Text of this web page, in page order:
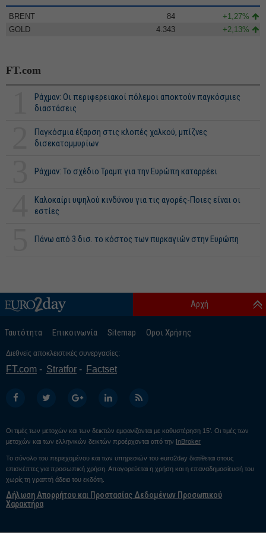
BRENT 84
+1,27%
GOLD
4.343 +2,13%
FT.com
Ράχμαν: Οι περιφερειακοί πόλεμοι αποκτούν παγκόσμιες
διαστάσεις
Παγκόσμια έξαρση στις κλοπές χαλκού, μπίζνες
δισεκατομμυρίων
Ράχμαν: Το σχέδιο Τραμπ για την Ευρώπη καταρρέει
Καλοκαίρι υψηλού κινδύνου για τις αγορές-Ποιες είναι οι
εστίες
Πάνω από 3 δισ. το κόστος των πυρκαγιών στην Ευρώπη
Ταυτότητα Επικοινωνία Sitemap Οροι Χρήσης
Αρχή
Διεθνείς αποκλειστικές συνεργασίες:
FT.com Stratfor Factset
Οι τιμές των μετοχών και των δεικτών εμφανίζονται με καθυστέρηση 15’. Οι τιμές των
μετοχών και των ελληνικών δεικτών προέρχονται από την InBroker
Το σύνολο του περιεχομένου και των υπηρεσιών του euro2day διατίθεται στους
επισκέπτες για προσωπική χρήση. Απαγορεύεται η χρήση και η επαναδημοσίευσή του
χωρίς τη γραπτή άδεια του εκδότη.
Δήλωση Απορρήτου και Προστασίας Δεδομένων Προσωπικού
Χαρακτήρα